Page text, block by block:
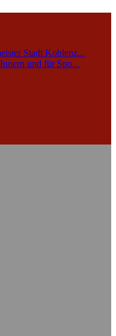
Stadt Koblenz...
und für Spo...